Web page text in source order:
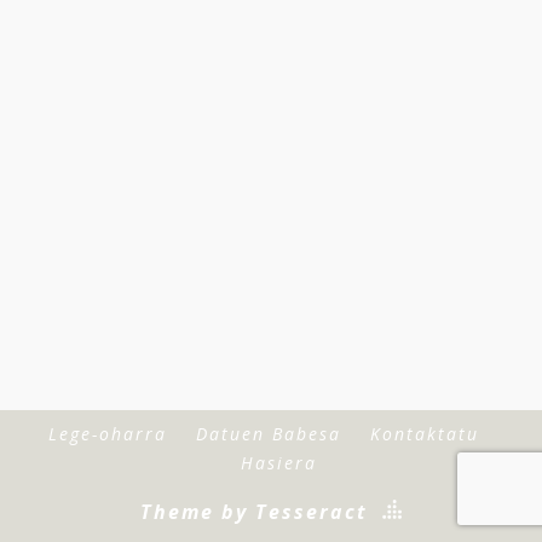
Lege-oharra Datuen Babesa
Kontaktatu
Hasiera
Theme by Tesseract